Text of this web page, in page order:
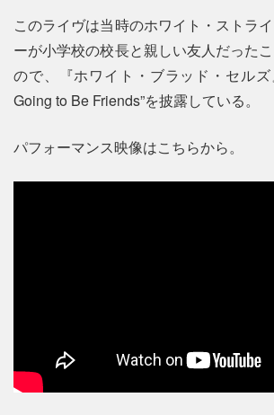
このライヴは当時のホワイト・ストラ
ーが小学校の校長と親しい友人だった
ので、『ホワイト・ブラッド・セルズ
Going to Be Friends”を披露している。
パフォーマンス映像はこちらから。